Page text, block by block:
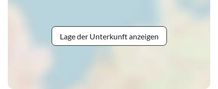
Lage der Unterkunft anzeigen